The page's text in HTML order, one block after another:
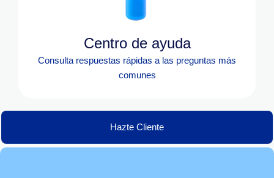
Centro de ayuda
Consulta respuestas rápidas a las preguntas más
comunes
Hazte Cliente